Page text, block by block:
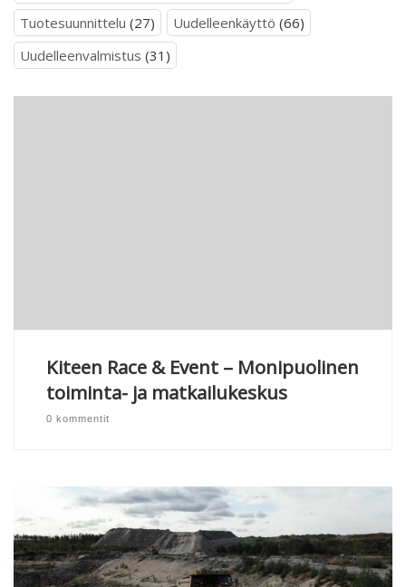
Tuotesuunnittelu (27) Uudelleenkäyttö (66)
Uudelleenvalmistus (31)
Kiteen Race & Event – Monipuolinen
toiminta- ja matkailukeskus
0 kommentit